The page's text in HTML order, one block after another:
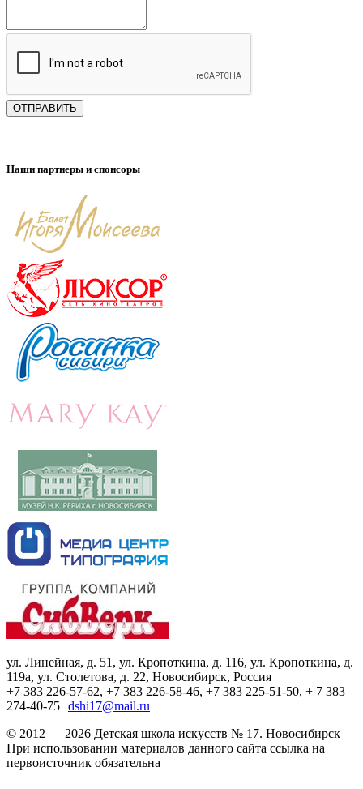
ОТПРАВИТЬ
Наши партнеры и спонсоры
ул. Линейная, д. 51, ул. Кропоткина, д. 116, ул. Кропоткина, д.
119а, ул. Столетова, д. 22, Новосибирск, Россия
+7 383 226-57-62, +7 383 226-58-46, +7 383 225-51-50, + 7 383
274-40-75 dshi17@mail.ru
© 2012 — 2026 Детская школа искусств № 17. Новосибирск
При использовании материалов данного сайта ссылка на
первоисточник обязательна